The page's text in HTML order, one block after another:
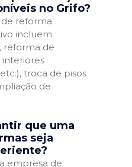
no Grifo?
de reforma
incluem
reforma de
interiores
troca de pisos
de
que uma
seja
empresa de